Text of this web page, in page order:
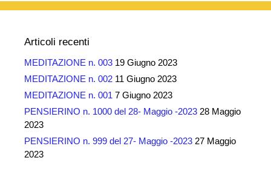
Articoli recenti
MEDITAZIONE n. 003 19 Giugno 2023
MEDITAZIONE n. 002 11 Giugno 2023
MEDITAZIONE n. 001 7 Giugno 2023
PENSIERINO n. 1000 del 28- Maggio -2023 28 Maggio
2023
PENSIERINO n. 999 del 27- Maggio -2023 27 Maggio
2023